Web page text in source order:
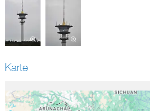
Karte